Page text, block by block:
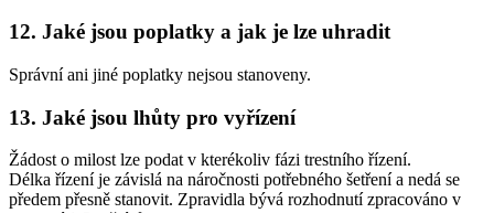
12. Jaké jsou poplatky a jak je lze uhradit
Správní ani jiné poplatky nejsou stanoveny.
13. Jaké jsou lhůty pro vyřízení
Žádost o milost lze podat v kterékoliv fázi trestního řízení.
Délka řízení je závislá na náročnosti potřebného šetření a nedá se
předem přesně stanovit. Zpravidla bývá rozhodnutí zpracováno v